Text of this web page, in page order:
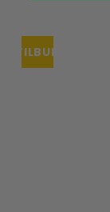
TILBUD